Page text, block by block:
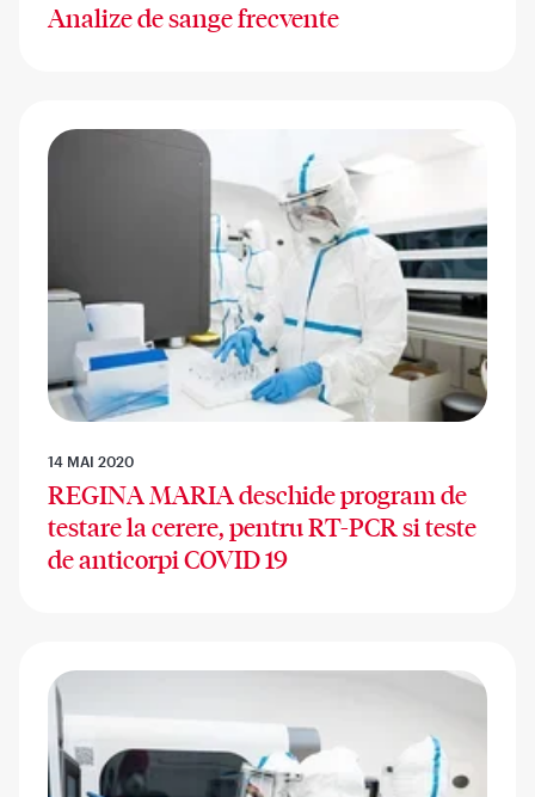
Analize de sange frecvente
14 MAI 2020
REGINA MARIA deschide program de
testare la cerere, pentru RT-PCR si teste
de anticorpi COVID 19